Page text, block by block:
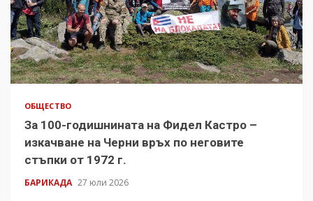
ОБЩЕСТВО
За 100-годишнината на Фидел Кастро –
изкачване на Черни връх по неговите
стъпки от 1972 г.
БАРИКАДА 27 юли 2026